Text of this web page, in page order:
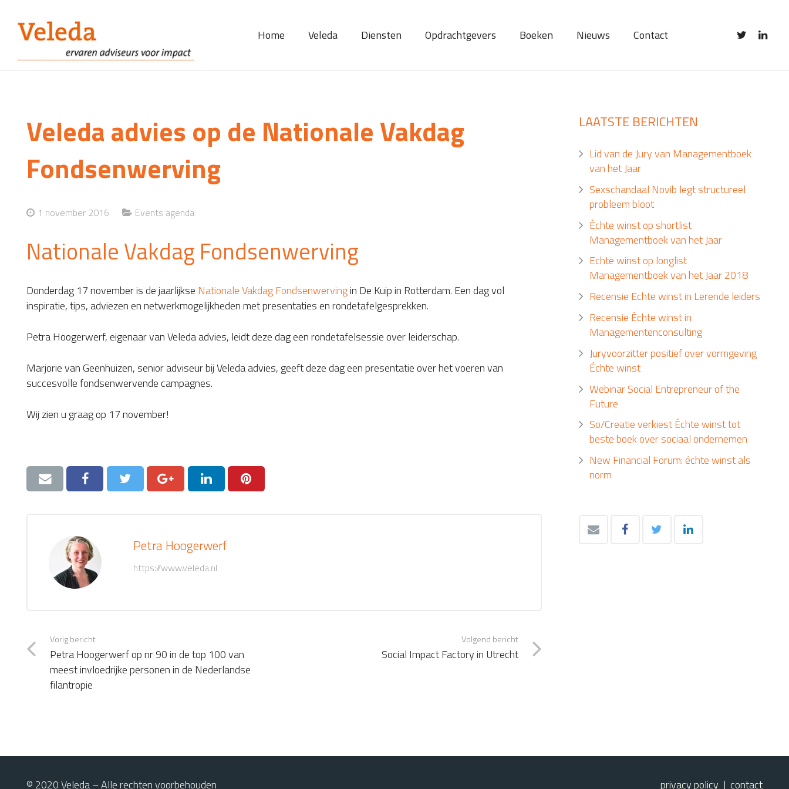
Home Veleda Diensten Opdrachtgevers Boeken Nieuws Contact
Veleda advies op de Nationale Vakdag
Fondsenwerving
1 november 2016 Events agenda
Nationale Vakdag Fondsenwerving
Donderdag 17 november is de jaarlijkse Nationale Vakdag Fondsenwervingin De Kuip in Rotterdam. Een dag vol
inspiratie, tips, adviezen en netwerkmogelijkheden met presentaties en rondetafelgesprekken.
Petra Hoogerwerf, eigenaar van Veleda advies, leidt deze dag een rondetafelsessie over leiderschap.
Marjorie van Geenhuizen, senior adviseur bij Veleda advies, geeft deze dag een presentatie over het voeren van
succesvolle fondsenwervende campagnes.
Wij zien u graag op 17 november!
Petra Hoogerwerf
https://www.veleda.nl
Vorig bericht
Petra Hoogerwerf op nr 90 in de top 100 van
meest invloedrijke personen in de Nederlandse
filantropie
Volgend bericht
Social Impact Factory in Utrecht
LAATSTE BERICHTEN
Lid van de Jury van Managementboek
van het Jaar
Sexschandaal Novib legt structureel
probleem bloot
Échte winst op shortlist
Managementboek van het Jaar
Echte winst op longlist
Managementboek van het Jaar 2018
Recensie Echte winst in Lerende leiders
Recensie Échte winst in
Managementenconsulting
Juryvoorzitter positief over vormgeving
Échte winst
Webinar Social Entrepreneur of the
Future
So/Creatie verkiest Échte winst tot
beste boek over sociaal ondernemen
New Financial Forum: échte winst als
norm
© 2020 Veleda – Alle rechten voorbehouden privacy policy | contact